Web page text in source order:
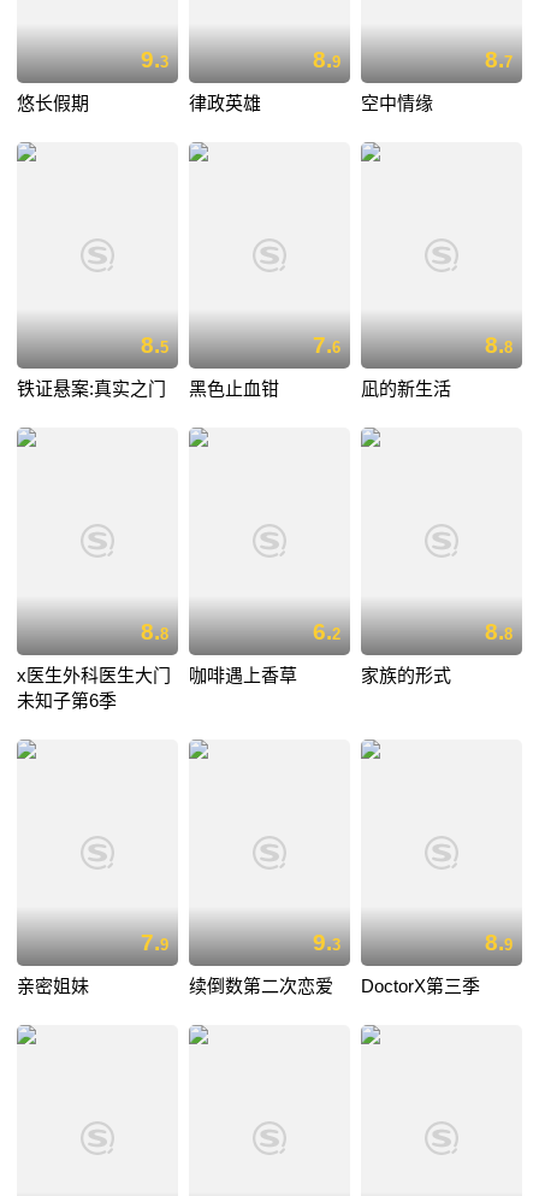
9.3
悠长假期
8.9
律政英雄
8.7
空中情缘
8.5
铁证悬案:真实之门
7.6
黑色止血钳
8.8
凪的新生活
8.8
x医生外科医生大门
未知子第6季
6.2
咖啡遇上香草
8.8
家族的形式
7.9
亲密姐妹
9.3
续倒数第二次恋爱
8.9
DoctorX第三季